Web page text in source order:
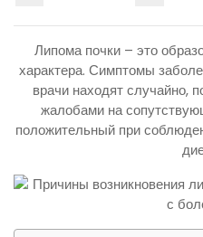
Липома почки – это
характера. Симптомы
врачи находят случайно,
жалобами на
положительный при